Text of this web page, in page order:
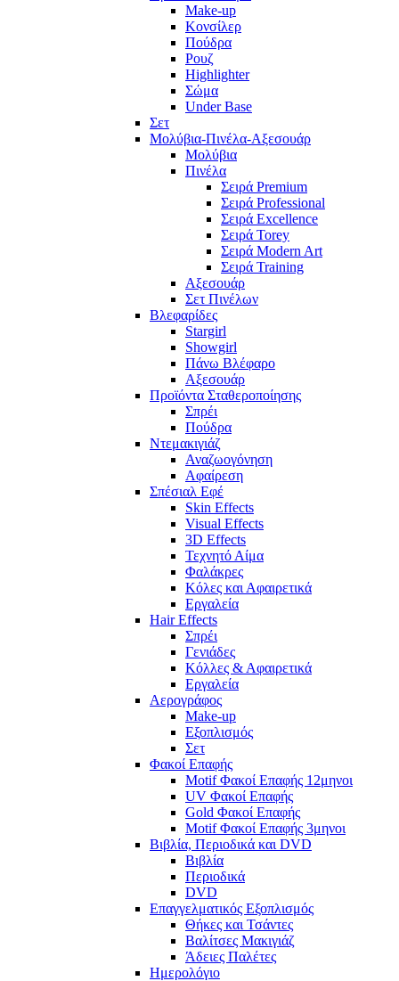
Make-up
Κονσίλερ
Πούδρα
Ρουζ
Highlighter
Σώμα
Under Base
Σετ
Μολύβια-Πινέλα-Αξεσουάρ
Μολύβια
Πινέλα
Σειρά Premium
Σειρά Professional
Σειρά Excellence
Σειρά Torey
Σειρά Modern Art
Σειρά Training
Αξεσουάρ
Σετ Πινέλων
Βλεφαρίδες
Stargirl
Showgirl
Πάνω Βλέφαρο
Αξεσουάρ
Προϊόντα Σταθεροποίησης
Σπρέι
Πούδρα
Ντεμακιγιάζ
Αναζωογόνηση
Αφαίρεση
Σπέσιαλ Εφέ
Skin Effects
Visual Effects
3D Effects
Τεχνητό Αίμα
Φαλάκρες
Κόλες και Αφαιρετικά
Εργαλεία
Hair Effects
Σπρέι
Γενιάδες
Κόλλες & Αφαιρετικά
Εργαλεία
Αερογράφος
Make-up
Εξοπλισμός
Σετ
Φακοί Επαφής
Motif Φακοί Επαφής 12μηνοι
UV Φακοί Επαφής
Gold Φακοί Επαφής
Motif Φακοί Επαφής 3μηνοι
Βιβλία, Περιοδικά και DVD
Βιβλία
Περιοδικά
DVD
Επαγγελματικός Εξοπλισμός
Θήκες και Τσάντες
Βαλίτσες Μακιγιάζ
Άδειες Παλέτες
Ημερολόγιο